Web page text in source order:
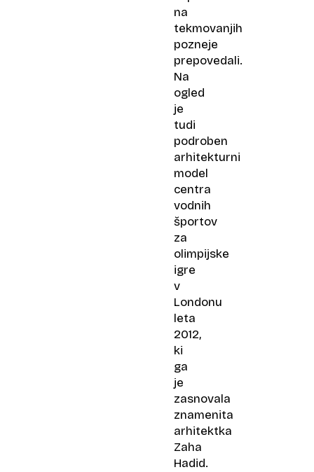
na
tekmovanjih
pozneje
prepovedali.
Na
ogled
je
tudi
podroben
arhitekturni
model
centra
vodnih
športov
za
olimpijske
igre
v
Londonu
leta
2012,
ki
ga
je
zasnovala
znamenita
arhitektka
Zaha
Hadid.